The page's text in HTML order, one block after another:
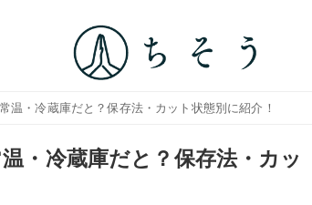
温・冷蔵庫だと？保存法・カット状態別に紹介！
・冷蔵庫だと？保存法・カッ